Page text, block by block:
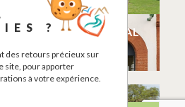
SUPERETTE VIVAL
BERAT
?
des retours précieux sur
site, pour apporter
à votre expérience.